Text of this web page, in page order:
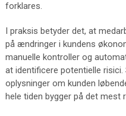
forklares.
I praksis betyder det, at
på ændringer i kundens
manuelle kontroller og
at identificere potentielle
oplysninger om kunden
hele tiden bygger på det mest